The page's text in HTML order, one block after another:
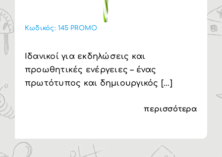
Κωδικός:145 PROMO
Ιδανικοί για εκδηλώσεις και
προωθητικές ενέργειες – ένας
πρωτότυπος και δημιουργικός [...]
περισσότερα